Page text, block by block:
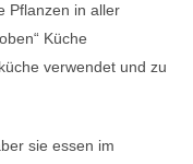
Pflanzen in aller
Küche
verwendet und zu
sie essen im